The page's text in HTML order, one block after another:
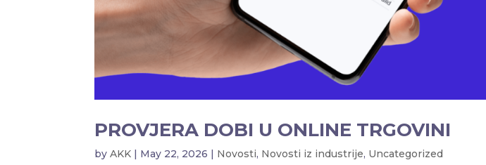
PROVJERA DOBI U ONLINE TRGOVINI
byAKK May 22, 2026 Novosti, Novosti iz industrije, Uncategorized